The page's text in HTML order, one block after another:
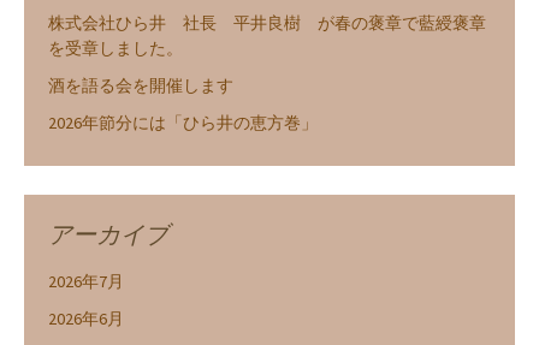
株式会社ひら井 社長 平井良樹 が春の褒章で藍綬褒章
を受章しました。
酒を語る会を開催します
2026年節分には「ひら井の恵方巻」
アーカイブ
2026年7月
2026年6月